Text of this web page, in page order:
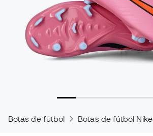
Botas de fútbol Botas de fútbol Nike